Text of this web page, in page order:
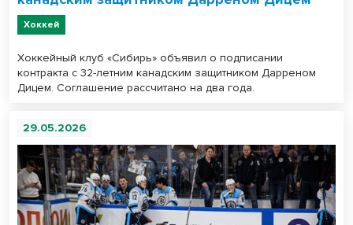
Хоккей
Хоккейный клуб «Сибирь» объявил о подписании
контракта с 32-летним канадским защитником Дарреном
Дицем. Соглашение рассчитано на два года.
29.05.2026